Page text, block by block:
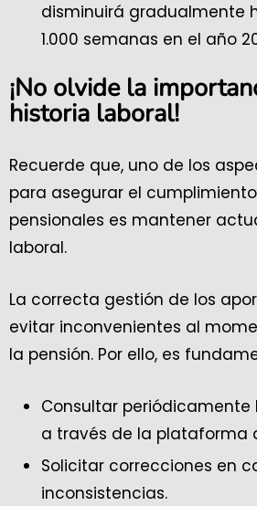
disminuirá gradualmente
1.000 semanas en el año
¡No olvide la
historia laboral!
Recuerde que, uno de los
para asegurar el
pensionales es mantener
laboral.
La correcta gestión de los
evitar inconvenientes al
la pensión. Por ello, es
Consultar periódicamente
a través de la plataforma
Solicitar correcciones en
inconsistencias.